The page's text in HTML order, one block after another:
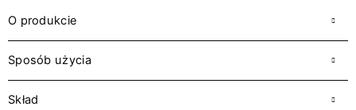
O produkcie
Sposób użycia
Skład